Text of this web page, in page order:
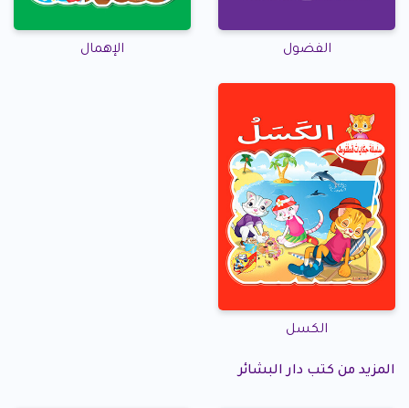
الفضول الإهمال
الكسل
المزيد من كتب دار البشائر